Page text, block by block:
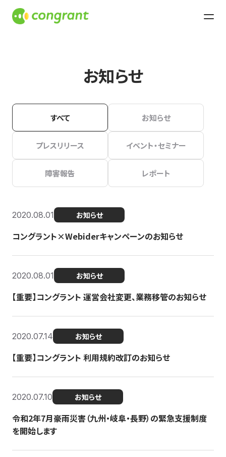
お知らせ
すべて お知らせ
プレスリリース イベント・セミナー
障害報告 レポート
2020.08.01 お知らせ
コングラント×Webiderキャンペーンのお知らせ
2020.08.01 お知らせ
【重要】コングラント 運営会社変更、業務移管のお知らせ
2020.07.14 お知らせ
【重要】コングラント 利用規約改訂のお知らせ
2020.07.10 お知らせ
令和2年7月豪雨災害（九州・岐阜・長野）の緊急支援制度
を開始します